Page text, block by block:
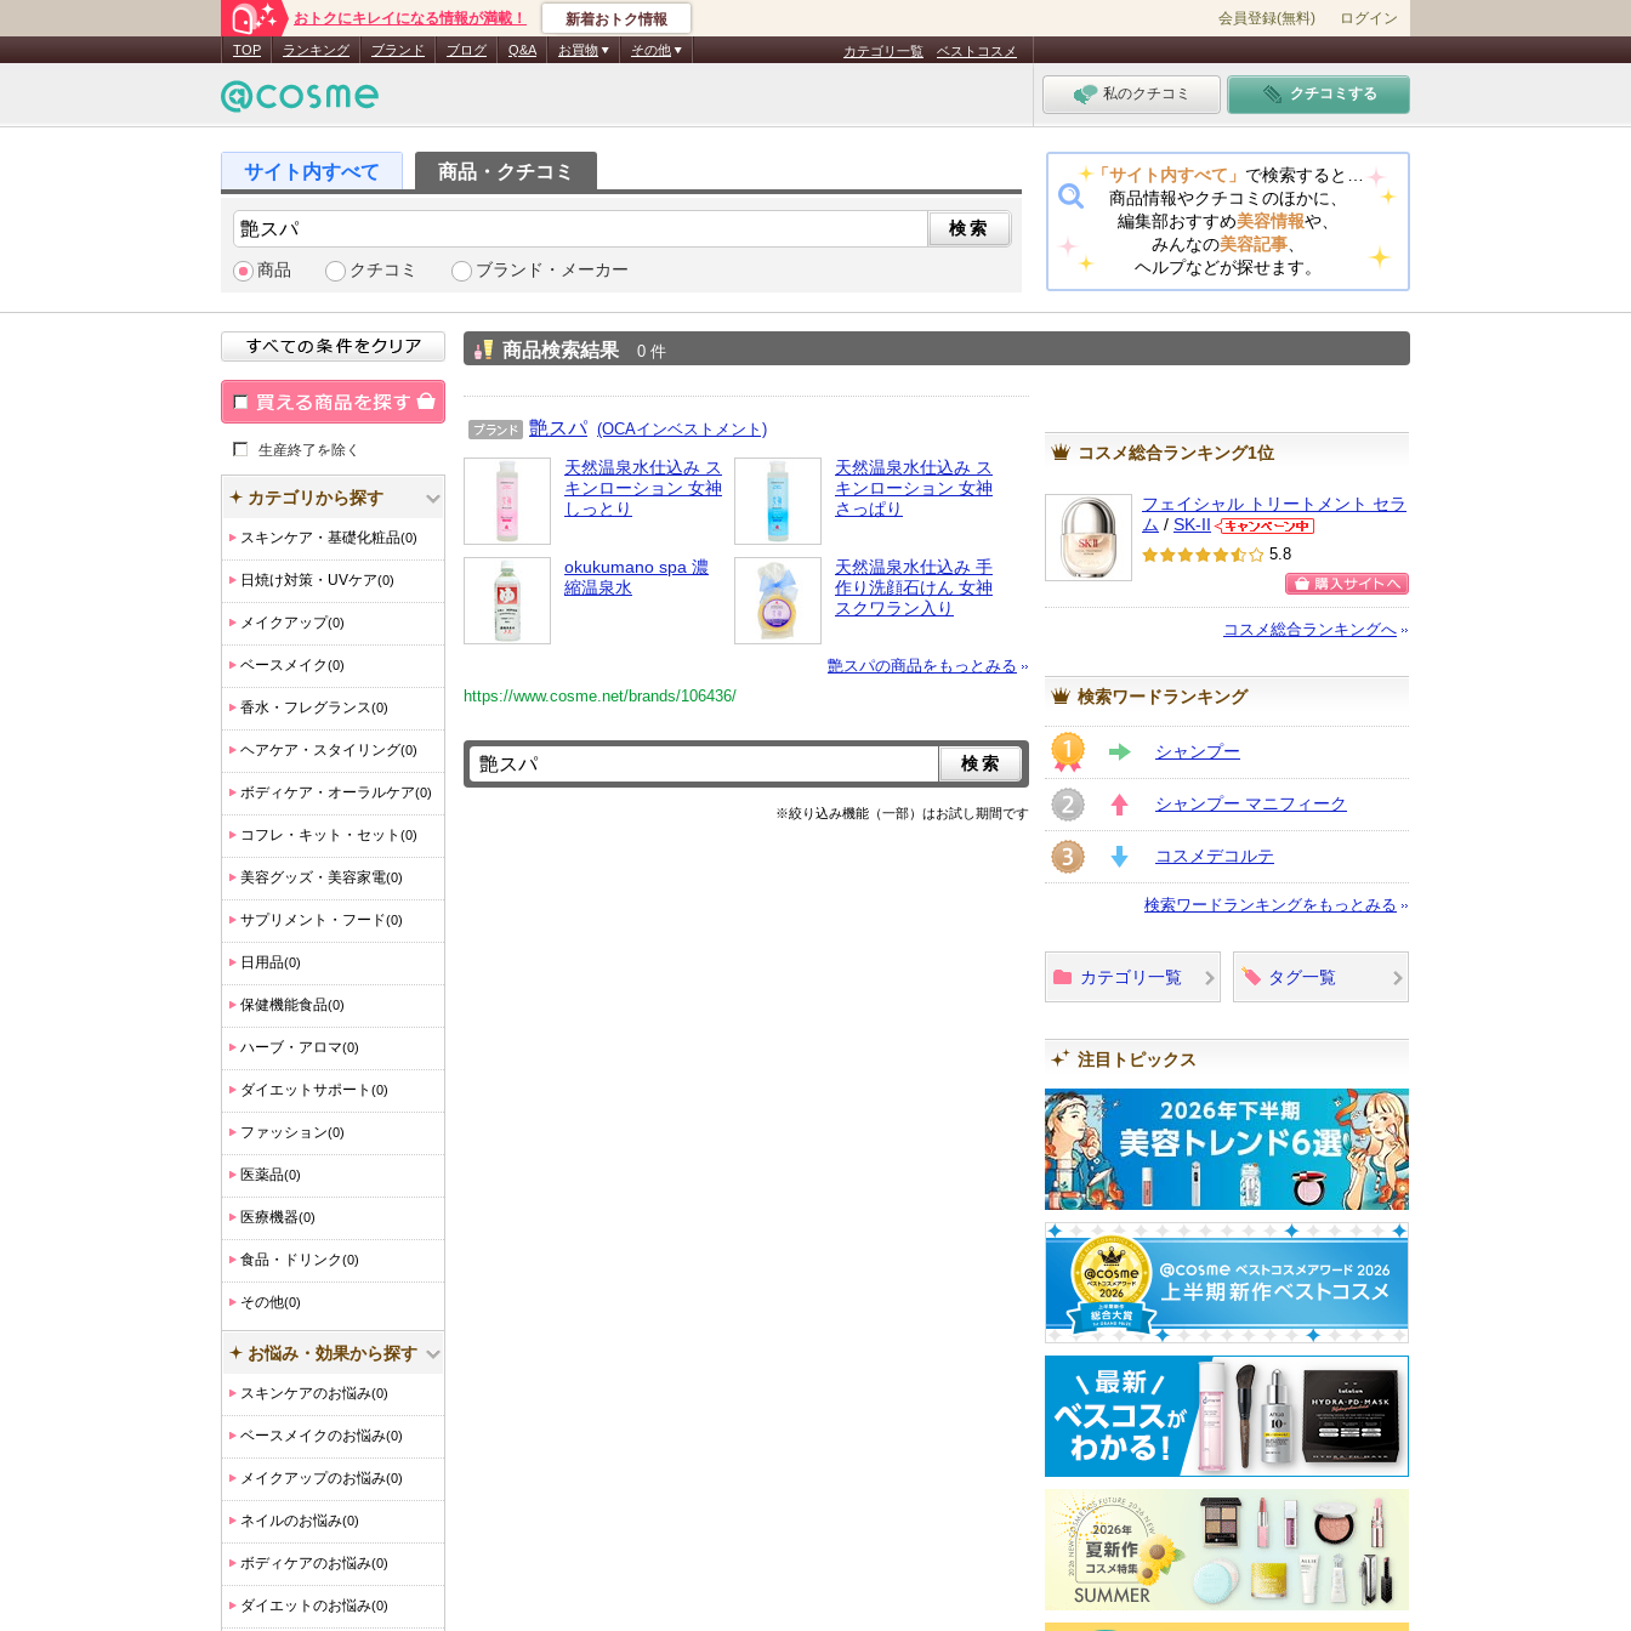
おトクにキレイになる情報が満載！ 新着おトク情報 会員登録(無料) ログイン
TOP ランキング ブランド ブログ Q&A お買物 その他 カテゴリ一覧 ベストコスメ
私のクチコミ クチコミする
商品・クチコミ
商品 クチコミ ブランド・メーカー
「サイト内すべて」 で検索すると…
商品情報やクチコミのほかに、
編集部おすすめ美容情報や、
みんなの美容記事
ヘルプなどが探せます。
商品検索結果 0 件
艶スパ (OCAインベストメント)
天然温泉水仕込み ス
キンローション 女神
しっとり
天然温泉水仕込み ス
キンローション 女神
さっぱり
okukumano spa 濃
縮温泉水
天然温泉水仕込み 手
作り洗顔石けん 女神
スクワラン入り
艶スパの商品をもっとみる
https://www.cosme.net/brands/106436/
※絞り込み機能（一部）はお試し期間です
コスメ総合ランキング1位
フェイシャル トリートメント セラ
ム / SK-II
SK-IIからの
お知らせがあ
5.8
購入サイトへ
コスメ総合ランキングへ
検索ワードランキング
1 STAY
シャンプー
2 UP
シャンプー マニフィーク
3 DOWN
コスメデコルテ
検索ワードランキングをもっとみる
カテゴリ一覧 タグ一覧
注目トピックス
買える商品を探す
生産終了を除く
カテゴリから探す
スキンケア・基礎化粧品(0)
日焼け対策・UVケア(0)
メイクアップ(0)
ベースメイク(0)
香水・フレグランス(0)
ヘアケア・スタイリング(0)
ボディケア・オーラルケア(0)
コフレ・キット・セット (0)
美容グッズ・美容家電(0)
サプリメント・フード(0)
日用品(0)
保健機能食品(0)
ハーブ・アロマ(0)
ダイエットサポート (0)
ファッション(0)
医薬品(0)
医療機器(0)
食品・ドリンク(0)
その他(0)
お悩み・効果から探す
スキンケアのお悩み(0)
ベースメイクのお悩み(0)
メイクアップのお悩み(0)
ネイルのお悩み(0)
ボディケアのお悩み(0)
ダイエットのお悩み(0)